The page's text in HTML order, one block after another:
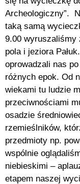
Archeologiczny”.
taką samą
9.00 wyruszaliśmy
pola i jeziora
oprowadzali nas
różnych epok. Od
wiekami tu ludzie
przeciwnościami
osadzie
rzemieślników,
przedmioty np.
wspólnie
niebieskimi –
etapem naszej